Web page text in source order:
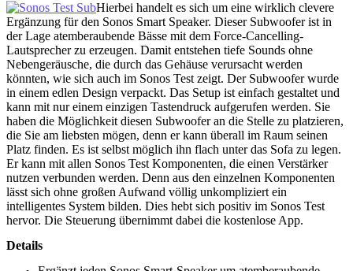
Hierbei handelt es sich um eine wirklich clevere
Ergänzung für den Sonos Smart Speaker. Dieser Subwoofer ist in
der Lage atemberaubende Bässe mit dem Force-Cancelling-
Lautsprecher zu erzeugen. Damit entstehen tiefe Sounds ohne
Nebengeräusche, die durch das Gehäuse verursacht werden
könnten, wie sich auch im Sonos Test zeigt. Der Subwoofer wurde
in einem edlen Design verpackt. Das Setup ist einfach gestaltet und
kann mit nur einem einzigen Tastendruck aufgerufen werden. Sie
haben die Möglichkeit diesen Subwoofer an die Stelle zu platzieren,
die Sie am liebsten mögen, denn er kann überall im Raum seinen
Platz finden. Es ist selbst möglich ihn flach unter das Sofa zu legen.
Er kann mit allen Sonos Test Komponenten, die einen Verstärker
nutzen verbunden werden. Denn aus den einzelnen Komponenten
lässt sich ohne großen Aufwand völlig unkompliziert ein
intelligentes System bilden. Dies hebt sich positiv im Sonos Test
hervor. Die Steuerung übernimmt dabei die kostenlose App.
Details